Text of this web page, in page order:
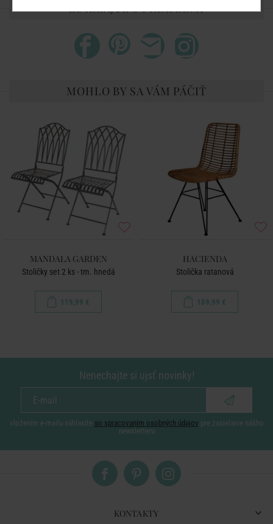
ZDIEĽAJTE S PRIATEĽMI
MOHLO BY SA VÁM PÁČIŤ
MANDALA GARDEN
Stoličky set 2 ks - tm. hnedá
119,99 €
HACIENDA
Stolička ratanová
159,99 €
Nenechajte si ujsť novinky!
vložením e-mailu súhlasíte so spracovaním osobných údajov pre zasielanie nášho
newsletteru
KONTAKTY